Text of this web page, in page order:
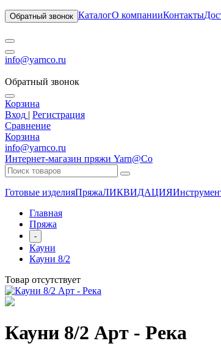
Обратный звонок КаталогО компанииКонтакты
info@yarnco.ru
Обратный звонок
Корзина
Вход | Регистрация
Сравнение
Корзина
info@yarnco.ru
Интернет-магазин пряжи Yarn@Co
Готовые изделияПряжаЛИКВИДАЦИЯ
Главная
Пряжа
-
Кауни
Кауни 8/2
Товар отсутствует
Кауни 8/2 Арт - Река